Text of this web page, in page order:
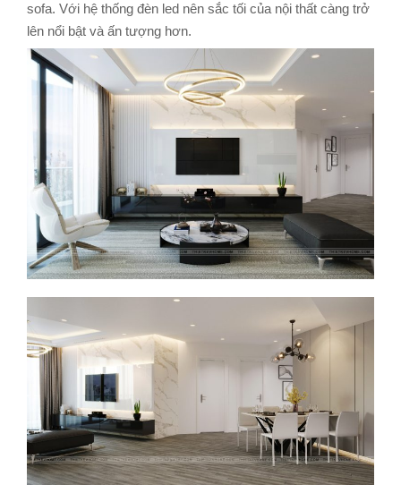
sofa. Với hệ thống đèn led nên sắc tối của nội thất càng trở
lên nổi bật và ấn tượng hơn.